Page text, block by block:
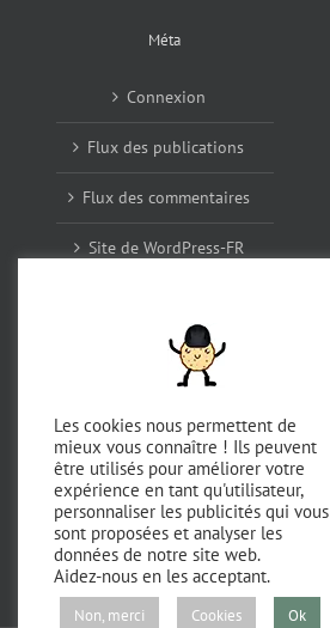
Méta
Connexion
Flux des publications
Flux des commentaires
Site de WordPress-FR
Archives
août 2024
avril 2023
septembre 2022
Les cookies nous permettent de
mieux vous connaître ! Ils peuvent
être utilisés pour améliorer votre
expérience en tant qu'utilisateur,
personnaliser les publicités qui vous
sont proposées et analyser les
données de notre site web.
Aidez-nous en les acceptant.
Non, merci Cookies Ok